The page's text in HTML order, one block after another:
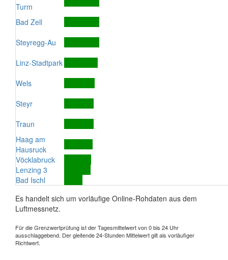
Turm
Bad Zell
Steyregg-Au
Linz-Stadtpark
Wels
Steyr
Traun
Haag am
Hausruck
Vöcklabruck
Lenzing 3
Bad Ischl
Es handelt sich um vorläufige Online-Rohdaten aus dem
Luftmessnetz.
Für die Grenzwertprüfung ist der Tagesmittelwert von 0 bis 24 Uhr
ausschlaggebend. Der gleitende 24-Stunden Mittelwert gilt als vorläufiger
Richtwert.